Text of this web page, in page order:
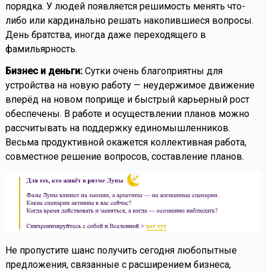
порядка. У людей появляется решимость менять что-
либо или кардинально решать накопившиеся вопросы.
День братства, иногда даже переходящего в
фамильярность.
Бизнес и деньги:Сутки очень благоприятны для
устройства на новую работу — неудержимое движение
вперёд на новом поприще и быстрый карьерный рост
обеспечены. В работе и осуществлении планов можно
рассчитывать на поддержку единомышленников.
Весьма продуктивной окажется коллективная работа,
совместное решение вопросов, составление планов.
Не пропустите шанс получить сегодня любопытные
предложения, связанные с расширением бизнеса,